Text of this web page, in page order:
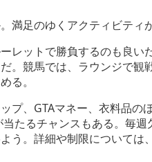
足のゆくアクティビティ
レットで勝負するのも良い
。競馬では、ラウンジで観
る。
プ、GTAマネー、衣料品の
たるチャンスもある。毎週
う。詳細や制限については、